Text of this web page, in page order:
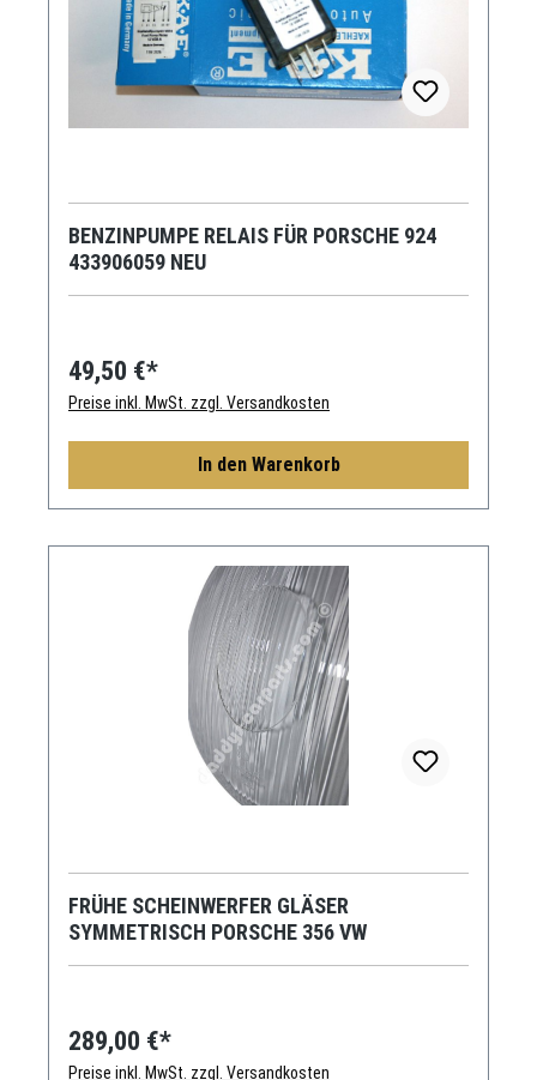
BENZINPUMPE RELAIS FÜR PORSCHE 924
433906059 NEU
49,50 €*
Preise inkl. MwSt. zzgl. Versandkosten
In den Warenkorb
FRÜHE SCHEINWERFER GLÄSER
SYMMETRISCH PORSCHE 356 VW
289,00 €*
Preise inkl. MwSt. zzgl. Versandkosten